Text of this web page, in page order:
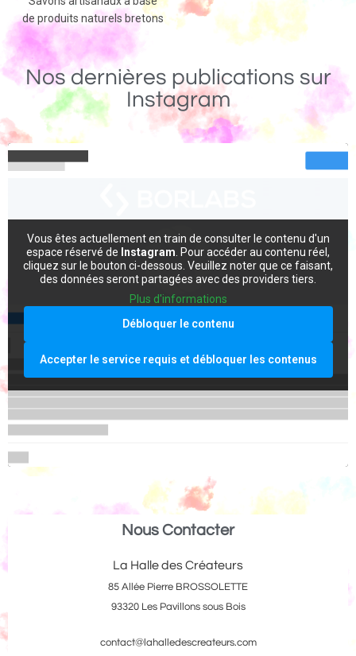
Nos dernières publications sur
Instagram
Vous êtes actuellement en train de consulter le contenu d'un
espace réservé de Instagram . Pour accéder au contenu réel,
cliquez sur le bouton ci-dessous. Veuillez noter que ce faisant,
des données seront partagées avec des providers tiers.
Plus d'informations
Débloquer le contenu
Accepter le service requis et débloquer les contenus
Nous Contacter
La Halle des Créateurs
85 Allée Pierre BROSSOLETTE
93320 Les Pavillons sous Bois
contact@lahalledescreateurs.com